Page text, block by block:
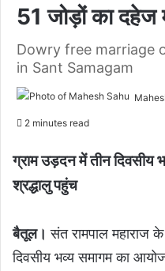
51 जोड़ों का दहेज
Dowry free marriage
in Sant Samagam
2 minutes read
ग्राम उड़दन में तीन दिवसीय
श्रद्धालु पहुंच
बैतूल। संत रामपाल
दिवसीय भव्य समागम का